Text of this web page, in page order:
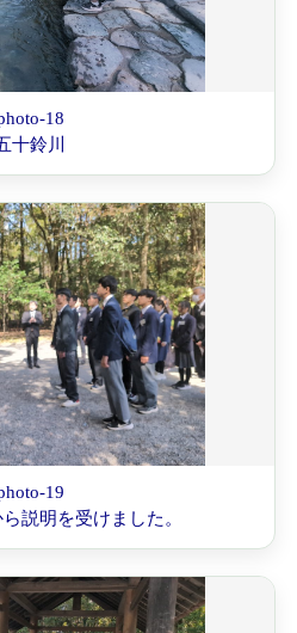
18
十鈴川
19
説明を受けました。